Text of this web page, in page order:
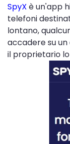
SpyX è un'app
telefoni
lontano,
accadere su un
il proprietario